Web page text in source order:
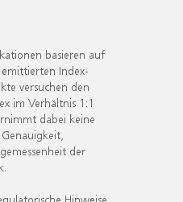
basieren auf
Index-
versuchen den
im Verhältnis 1:1
dabei keine
der